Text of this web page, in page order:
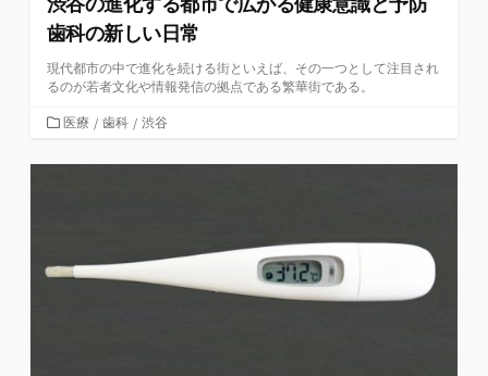
歯科の新しい日常
現代都市の中で進化を続ける街といえば、その一つとして注目され
るのが若者文化や情報発信の拠点である繁華街である。
カ
ゴ
医療 / 歯科 / 渋谷